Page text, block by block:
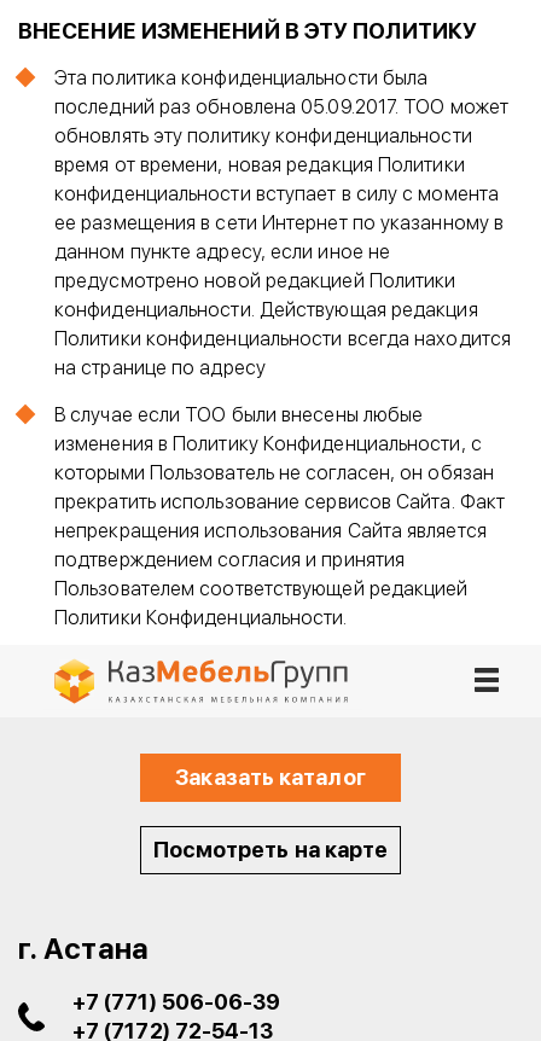
ВНЕСЕНИЕ ИЗМЕНЕНИЙ В ЭТУ ПОЛИТИКУ
Эта политика конфиденциальности была
последний раз обновлена 05.09.2017. ТОО может
обновлять эту политику конфиденциальности
время от времени, новая редакция Политики
конфиденциальности вступает в силу с момента
ее размещения в сети Интернет по указанному в
данном пункте адресу, если иное не
предусмотрено новой редакцией Политики
конфиденциальности. Действующая редакция
Политики конфиденциальности всегда находится
на странице по адресу
В случае если ТОО были внесены любые
изменения в Политику Конфиденциальности, с
которыми Пользователь не согласен, он обязан
прекратить использование сервисов Сайта. Факт
непрекращения использования Сайта является
подтверждением согласия и принятия
Пользователем соответствующей редакцией
Политики Конфиденциальности.
Заказать каталог
Посмотреть на карте
г. Астана
+7 (771) 506-06-39
+7 (7172) 72-54-13